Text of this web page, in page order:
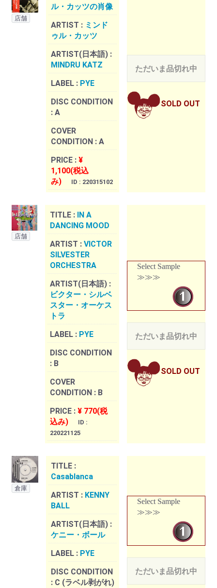
店舗
ル・カッツの肖像
ARTIST : ミンド
ゥル・カッツ
ARTIST(日本語) :
MINDRU KATZ
LABEL : PYE
DISC CONDITION
: A
COVER
CONDITION : A
PRICE : ¥
1,100(税込
み)
ID : 220315102
ただいま品切れ中
SOLD OUT
店舗
TITLE : IN A
DANCING MOOD
ARTIST : VICTOR
SILVESTER
ORCHESTRA
ARTIST(日本語) :
ビクター・シルベ
スター・オーケス
トラ
LABEL : PYE
DISC CONDITION
: B
COVER
CONDITION : B
PRICE : ¥ 770(税
込み)
ID :
220221125
Select Sample
≫≫≫
ただいま品切れ中
SOLD OUT
倉庫
TITLE :
Casablanca
ARTIST : KENNY
BALL
ARTIST(日本語) :
ケニー・ボール
LABEL : PYE
DISC CONDITION
: C (ラベル剥がれ)
Select Sample
≫≫≫
ただいま品切れ中